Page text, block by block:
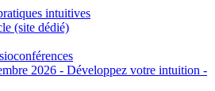
intuitives
(site dédié)
2026 - Développez votre intuition -